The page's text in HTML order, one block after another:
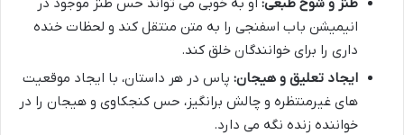
انیمیشن باب اسفنجی را به متن منتقل کند و لحظات خنده
داری را برای خوانندگان خلق کند.
ایجاد تعلیق و هیجان: پاس در هر داستان، با ایجاد موقعیت
های غیرمنتظره و چالش برانگیز، حس کنجکاوی و هیجان را در
خواننده زنده نگه می دارد.